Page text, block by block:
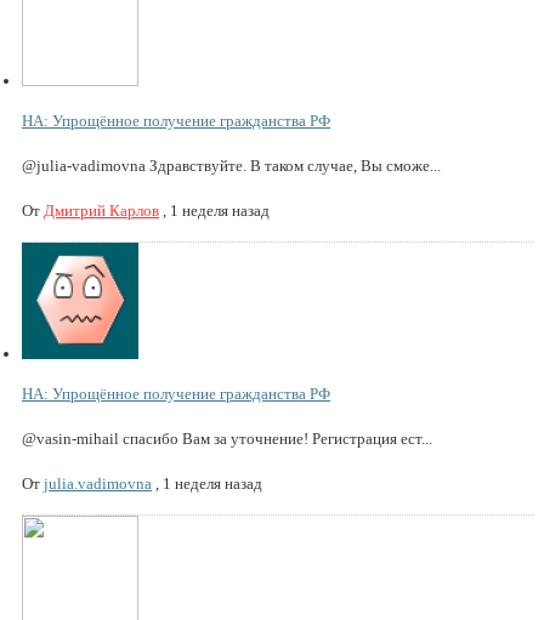
НА: Упрощённое получение гражданства РФ
@julia-vadimovna Здравствуйте. В таком случае, Вы сможе...
От Дмитрий Карлов , 1 неделя назад
НА: Упрощённое получение гражданства РФ
@vasin-mihail спасибо Вам за уточнение! Регистрация ест...
От julia.vadimovna , 1 неделя назад